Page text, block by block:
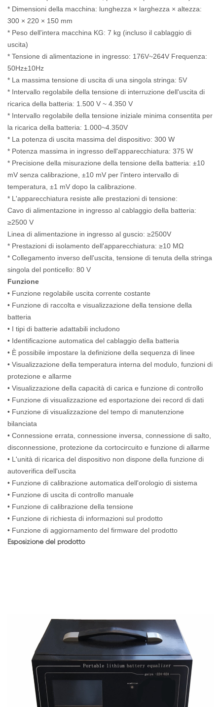
* Dimensioni della macchina: lunghezza × larghezza × altezza:
300 × 220 × 150 mm
* Peso dell'intera macchina KG: 7 kg (incluso il cablaggio di
uscita)
* Tensione di alimentazione in ingresso: 176V~264V Frequenza:
50Hz±10Hz
* La massima tensione di uscita di una singola stringa: 5V
* Intervallo regolabile della tensione di interruzione dell'uscita di
ricarica della batteria: 1.500 V ~ 4.350 V
* Intervallo regolabile della tensione iniziale minima consentita per
la ricarica della batteria: 1.000~4.350V
* La potenza di uscita massima del dispositivo: 300 W
* Potenza massima in ingresso dell'apparecchiatura: 375 W
* Precisione della misurazione della tensione della batteria: ±10
mV senza calibrazione, ±10 mV per l'intero intervallo di
temperatura, ±1 mV dopo la calibrazione.
* L'apparecchiatura resiste alle prestazioni di tensione:
Cavo di alimentazione in ingresso al cablaggio della batteria:
≥2500 V
Linea di alimentazione in ingresso al guscio: ≥2500V
* Prestazioni di isolamento dell'apparecchiatura: ≥10 MΩ
* Collegamento inverso dell'uscita, tensione di tenuta della stringa
singola del ponticello: 80 V
Funzione
• Funzione regolabile uscita corrente costante
• Funzione di raccolta e visualizzazione della tensione della
batteria
• I tipi di batterie adattabili includono
• Identificazione automatica del cablaggio della batteria
• È possibile impostare la definizione della sequenza di linee
• Visualizzazione della temperatura interna del modulo, funzioni di
protezione e allarme
• Visualizzazione della capacità di carica e funzione di controllo
• Funzione di visualizzazione ed esportazione dei record di dati
• Funzione di visualizzazione del tempo di manutenzione
bilanciata
• Connessione errata, connessione inversa, connessione di salto,
disconnessione, protezione da cortocircuito e funzione di allarme
• L'unità di ricarica del dispositivo non dispone della funzione di
autoverifica dell'uscita
• Funzione di calibrazione automatica dell'orologio di sistema
• Funzione di uscita di controllo manuale
• Funzione di calibrazione della tensione
• Funzione di richiesta di informazioni sul prodotto
• Funzione di aggiornamento del firmware del prodotto
Esposizione del prodotto